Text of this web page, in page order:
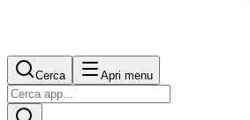
Cerca Apri menu